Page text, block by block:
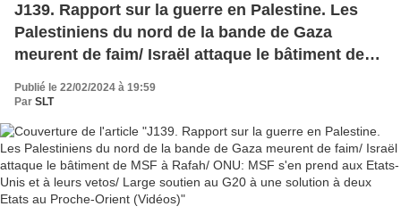
J139. Rapport sur la guerre en Palestine. Les
Palestiniens du nord de la bande de Gaza
meurent de faim/ Israël attaque le bâtiment de
MSF à Rafah/ ONU: MSF s'en prend aux Etats-
Unis et à leurs vetos/ Large soutien au G20 à
(Vidéos)
Publié le 22/02/2024 à 19:59
Par SLT